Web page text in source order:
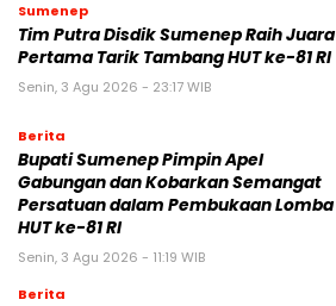
Sumenep
Tim Putra Disdik Sumenep Raih Juara
Pertama Tarik Tambang HUT ke-81 RI
Senin, 3 Agu 2026 - 23:17 WIB
Berita
Bupati Sumenep Pimpin Apel
Gabungan dan Kobarkan Semangat
Persatuan dalam Pembukaan Lomba
HUT ke-81 RI
Senin, 3 Agu 2026 - 11:19 WIB
Berita